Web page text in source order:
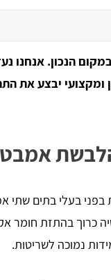
הנכון. אנחנו
יבצע את
בעלי בתים שתי
כרוך בהתזת חומר
נמוכה לשריטות.